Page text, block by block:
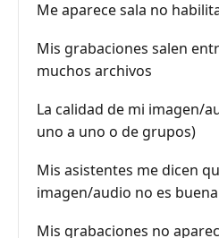
Me aparece sala no
Mis grabaciones salen
muchos archivos
La calidad de mi imagen/
uno a uno o de grupos)
Mis asistentes me dicen
imagen/audio no es buena
Mis grabaciones no